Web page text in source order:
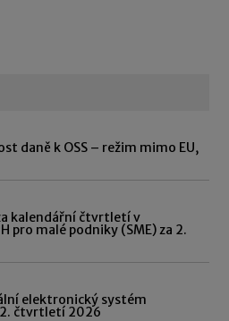
daně k OSS – režim mimo EU,
kalendářní čtvrtletí v
pro malé podniky (SME) za 2.
elektronický systém
čtvrtletí 2026